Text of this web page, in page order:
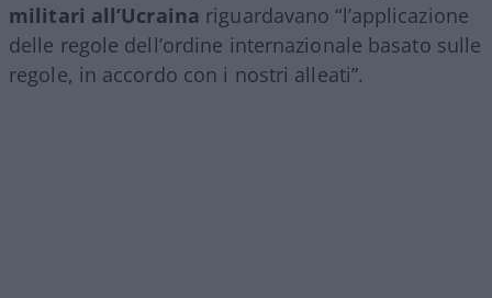
militari all’Ucraina riguardavano “l’applicazione
delle regole dell’ordine internazionale basato sulle
regole, in accordo con i nostri alleati”.